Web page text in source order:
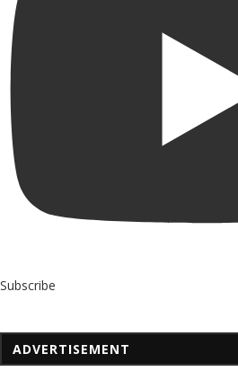
Subscribe
ADVERTISEMENT